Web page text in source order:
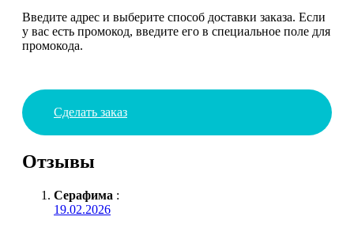
Введите адрес и выберите способ доставки заказа. Если
у вас есть промокод, введите его в специальное поле для
промокода.
Сделать заказ
Отзывы
Серафима :
19.02.2026